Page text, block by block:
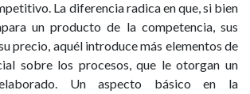
La diferencia radica en que, si bien
un producto de la competencia, sus
precio, aquél introduce más elementos de
sobre los procesos, que le otorgan un
Un aspecto básico en la